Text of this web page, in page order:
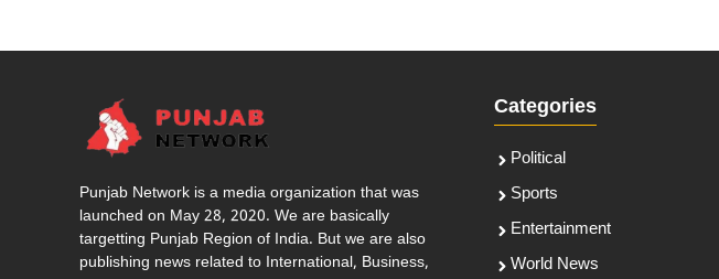
Punjab Network is a media organization that was
launched on May 28, 2020. We are basically
targetting Punjab Region of India. But we are also
publishing news related to International, Business,
Categories
Political
Sports
Entertainment
World News